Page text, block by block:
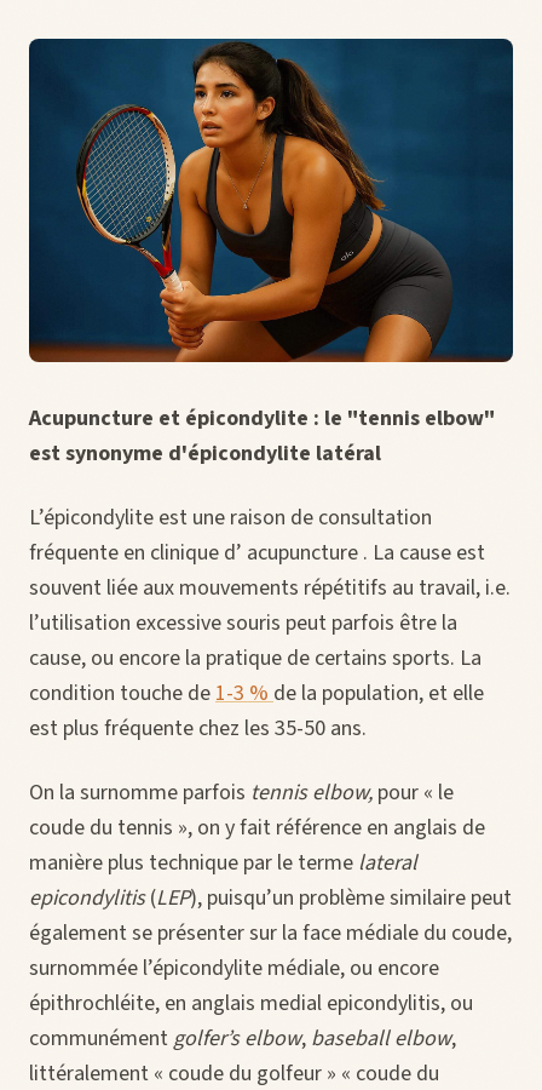
Acupuncture et épicondylite : le "tennis elbow"
est synonyme d'épicondylite latéral
L’épicondylite est une raison de consultation
fréquente en clinique d’ acupuncture . La cause est
souvent liée aux mouvements répétitifs au travail, i.e.
l’utilisation excessive souris peut parfois être la
cause, ou encore la pratique de certains sports. La
condition touche de 1-3 % de la population, et elle
est plus fréquente chez les 35-50 ans.
On la surnomme parfois tennis elbow, pour « le
coude du tennis », on y fait référence en anglais de
manière plus technique par le terme lateral
epicondylitis(LEP), puisqu’un problème similaire peut
également se présenter sur la face médiale du coude,
surnommée l’épicondylite médiale, ou encore
épithrochléite, en anglais medial epicondylitis, ou
communément golfer’s elbow, baseball elbow,
littéralement « coude du golfeur » « coude du